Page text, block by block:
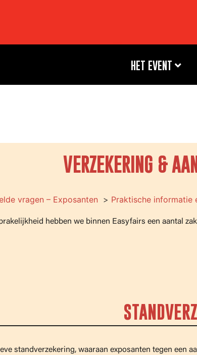
HET EVENT
VERZEKERING &
vragen – Exposanten Praktische informatie
hebben we binnen Easyfairs een aantal
standverzekering, waaraan exposanten tegen een